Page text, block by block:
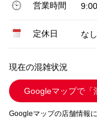
営業時間
定休日 なし
現在の混雑状況
Googleマップで
Googleマップの店舗情報